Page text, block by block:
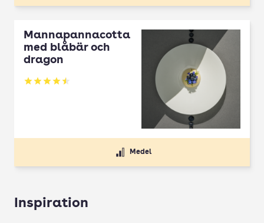
Mannapannacotta
med blåbär och
dragon
Betyg: 4.5 av 5
Medel
Inspiration